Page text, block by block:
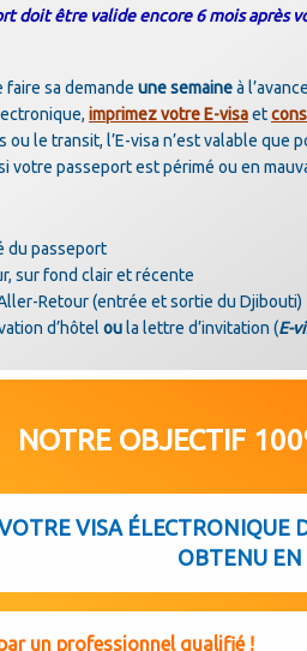
doit être valide encore 6 mois après
sa demande une semaineà
imprimez votre E-visaet
le transit, l’E-visa n’est valable que
votre passeport est périmé ou en
du passeport
sur fond clair et récente
Retour (entrée et sortie du Djibouti)
d’hôtel ou la lettre d’invitation (E-
NOTRE OBJECTIF
VISA ÉLECTRONIQUE
OBTENU EN
un professionnel qualifié !